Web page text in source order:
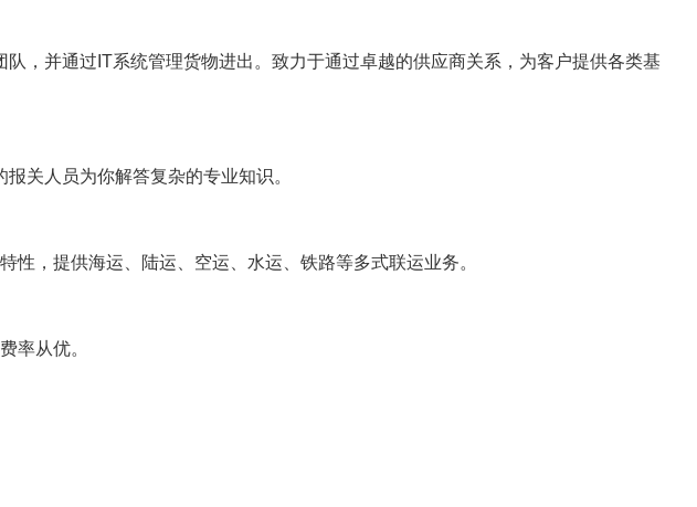
，并通过IT系统管理货物进出。致力于通过卓越的供应商关系，为客户提供各类基
关人员为你解答复杂的专业知识。
，提供海运、陆运、空运、水运、铁路等多式联运业务。
率从优。